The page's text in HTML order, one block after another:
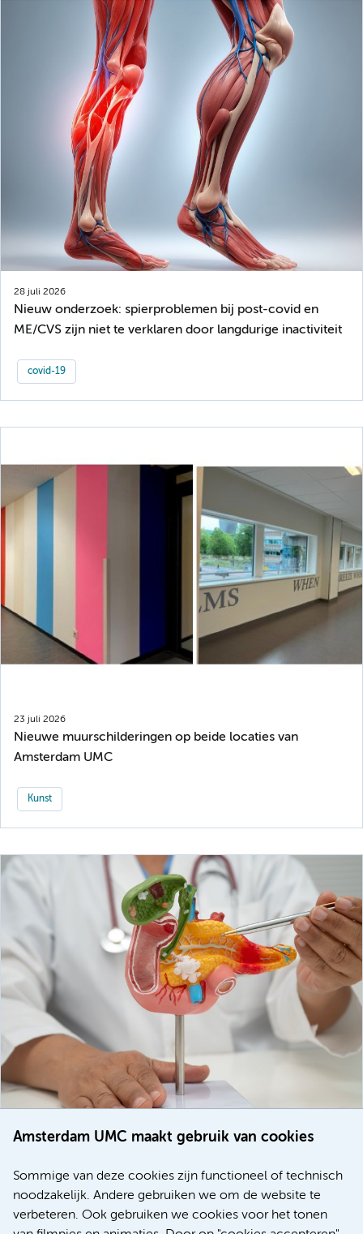
Amsterdam UMC maakt gebruik van cookies
Sommige van deze cookies zijn functioneel of technisch
noodzakelijk. Andere gebruiken we om de website te
verbeteren. Ook gebruiken we cookies voor het tonen
28 juli 2026
Nieuw onderzoek: spierproblemen bij post-covid en
ME/CVS zijn niet te verklaren door langdurige inactiviteit
covid-19
23 juli 2026
Nieuwe muurschilderingen op beide locaties van
Amsterdam UMC
Kunst
voor patiënten met alvleesklierkanker verbeteren